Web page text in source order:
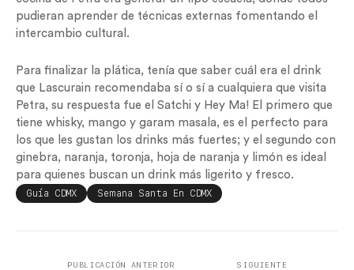
pudieran aprender de técnicas externas fomentando el
intercambio cultural.
Para finalizar la plática, tenía que saber cuál era el drink
que Lascurain recomendaba sí o sí a cualquiera que visita
Petra, su respuesta fue el Satchi y Hey Ma! El primero que
tiene whisky, mango y garam masala, es el perfecto para
los que les gustan los drinks más fuertes; y el segundo con
ginebra, naranja, toronja, hoja de naranja y limón es ideal
para quienes buscan un drink más ligerito y fresco.
Guía CDMX Semana Santa En CDMX
PUBLICACIÓN ANTERIOR
SIGUIENTE